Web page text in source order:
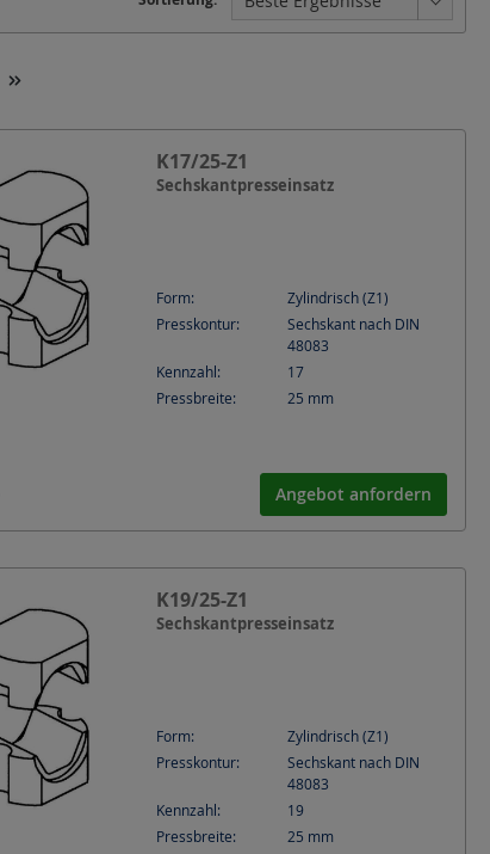
K17/25-Z1
Sechskantpresseinsatz
Form:
Zylindrisch (Z1)
Presskontur:
Sechskant nach DIN
48083
Kennzahl:
17
Pressbreite:
25 mm
Angebot anfordern
K19/25-Z1
Sechskantpresseinsatz
Form:
Zylindrisch (Z1)
Presskontur:
Sechskant nach DIN
48083
Kennzahl:
19
Pressbreite:
25 mm